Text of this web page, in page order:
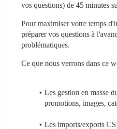
vos questions) de 45 minutes
Pour maximiser votre temps
préparer vos questions à
problématiques.
Ce que nous verrons dans ce
Les gestion en masse
promotions, images,
Les imports/exports